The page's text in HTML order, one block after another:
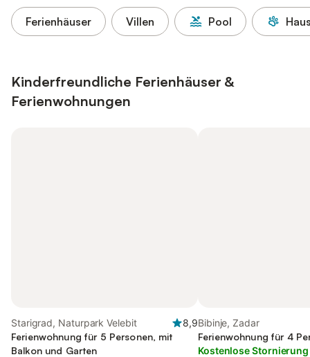
Ferienhäuser Villen Pool
Kinderfreundliche Ferienhäuser &
Ferienwohnungen
Starigrad, Naturpark Velebit
8,9
Ferienwohnung für 5 Personen, mit
Balkon und Garten
Bibinje, Zadar
Ferienwohnung für 4
Kostenlose Stornierung